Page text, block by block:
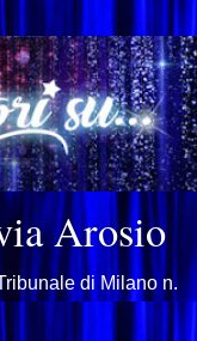
Arosio
di Milano n.